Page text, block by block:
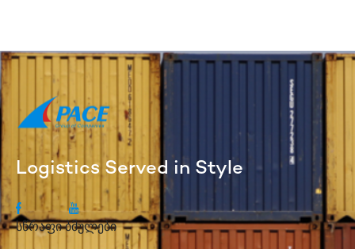
Logistics Served in Style
სწრაფი ბმულები